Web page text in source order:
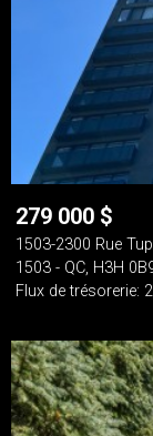
279 000 $
1503-2300 Rue
1503 - QC, H3H
Flux de trésorerie: